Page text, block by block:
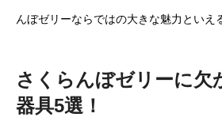
んぼゼリーならではの大きな魅力といえ
さくらんぼゼリーに欠
器具5選！